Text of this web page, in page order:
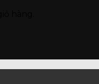
x 60
120 x 280
hàng.